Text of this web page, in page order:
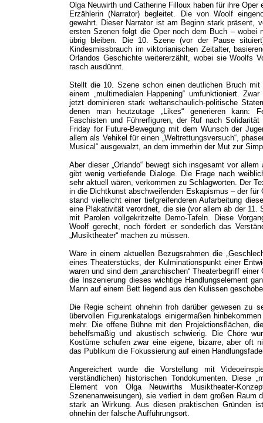
Olga Neuwirth und Catherine Filloux haben für ihre
Erzählerin (Narrator) begleitet. Die von Woolf
gewahrt. Dieser Narrator ist am Beginn stark präsent,
ersten Szenen folgt die Oper noch dem Buch – wobei
übrig bleiben. Die 10. Szene (vor der Pause
Kindesmissbrauch im viktorianischen Zeitalter,
Orlandos Geschichte weitererzählt, wobei sie Woolfs
rasch ausdünnt.
Stellt die 10. Szene schon einen deutlichen Bruch
einem „multimedialen Happening“ umfunktioniert.
jetzt dominieren stark weltanschaulich-politische
denen man heutzutage „Likes“ generieren kann:
Faschisten und Führerfiguren, der Ruf nach
Friday for Future-Bewegung mit dem Wunsch der
allem als Vehikel für einen „Weltrettungsversuch“,
Musical“ ausgewalzt, an dem immerhin der Mut zur
Aber dieser „Orlando“ bewegt sich insgesamt vor
gibt wenig vertiefende Dialoge. Die Frage nach
sehr aktuell wären, verkommen zu Schlagworten. Der
in die Dichtkunst abschweifenden Eskapismus – der
stand vielleicht einer tiefgreifenderen Aufarbeitung
eine Plakativität verordnet, die sie (vor allem ab der
mit Parolen vollgekritzelte Demo-Tafeln. Diese
Woolf gerecht, noch fördert er sonderlich das
„Musiktheater“ machen zu müssen.
Wäre in einem aktuellen Bezugsrahmen die
eines Theaterstücks, der Kulminationspunkt einer
waren und sind dem „anarchischen“ Theaterbegriff
die Inszenierung dieses wichtige Handlungselement
Mann auf einem Bett liegend aus den Kulissen
Die Regie scheint ohnehin froh darüber gewesen zu
übervollen Figurenkatalogs einigermaßen
mehr. Die offene Bühne mit den Projektionsflächen,
behelfsmäßig und akustisch schwierig. Die Chöre
Kostüme schufen zwar eine eigene, bizarre, aber oft
das Publikum die Fokussierung auf einen
Angereichert wurde die Vorstellung mit
verständlichen) historischen Tondokumenten. Diese
Element von Olga Neuwirths Musiktheater-
Szenenanweisungen), sie verliert in dem großen
stark an Wirkung. Aus diesen praktischen Gründen
ohnehin der falsche Aufführungsort.